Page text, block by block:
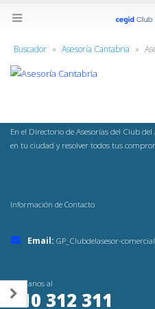
Buscador » Asesoría Cantabria »
En el Directorio de Asesorías del Club
en tu ciudad y resolver todos tus
Información de Contacto
Email: GP_Clubdelasesor-
Llámanos al
910 312 311